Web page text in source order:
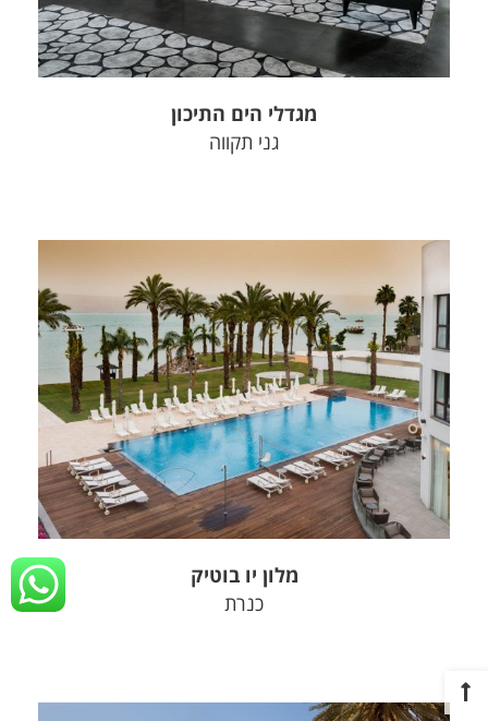
מגדלי הים התיכון
גני תקווה
מלון יו בוטיק
כנרת
צפה בפרויקט